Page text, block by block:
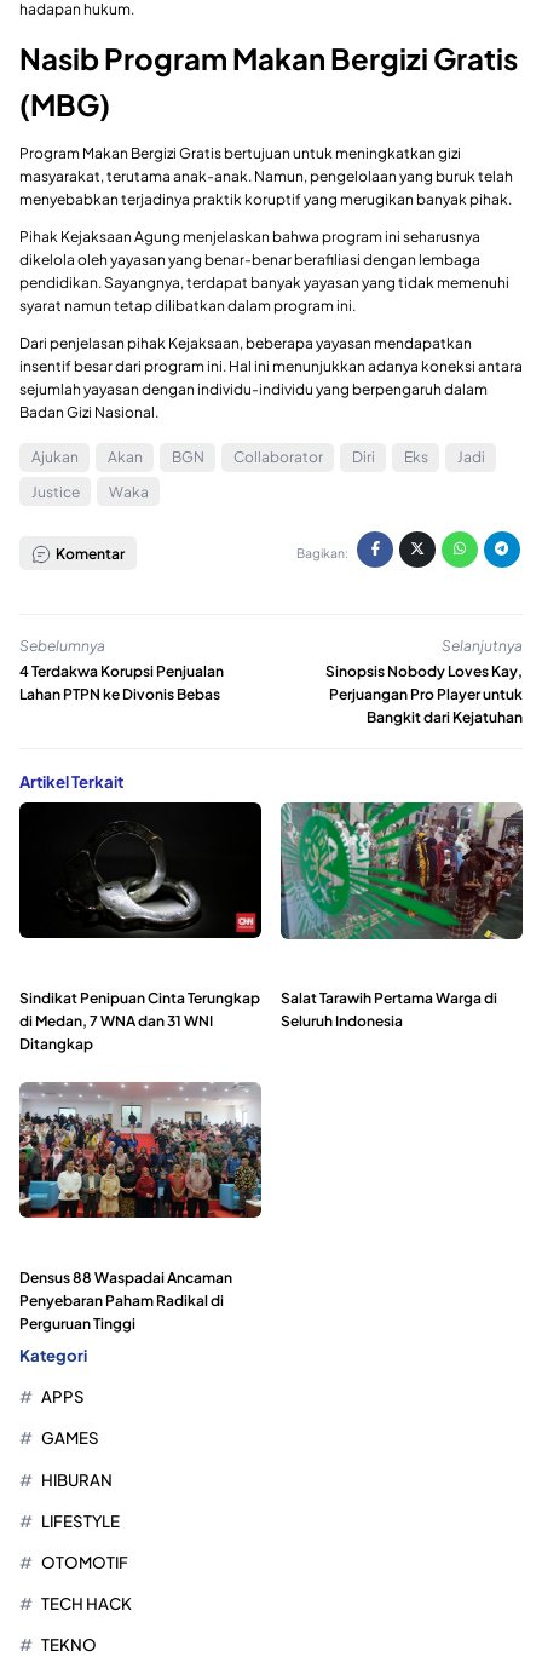
hadapan hukum.
Nasib Program Makan Bergizi Gratis
(MBG)
Program Makan Bergizi Gratis bertujuan untuk meningkatkan gizi
masyarakat, terutama anak-anak. Namun, pengelolaan yang buruk telah
menyebabkan terjadinya praktik koruptif yang merugikan banyak pihak.
Pihak Kejaksaan Agung menjelaskan bahwa program ini seharusnya
dikelola oleh yayasan yang benar-benar berafiliasi dengan lembaga
pendidikan. Sayangnya, terdapat banyak yayasan yang tidak memenuhi
syarat namun tetap dilibatkan dalam program ini.
Dari penjelasan pihak Kejaksaan, beberapa yayasan mendapatkan
insentif besar dari program ini. Hal ini menunjukkan adanya koneksi antara
sejumlah yayasan dengan individu-individu yang berpengaruh dalam
Badan Gizi Nasional.
Ajukan Akan BGN Collaborator Diri Eks
Jadi
Justice
Waka
Komentar Bagikan:
Sebelumnya
4 Terdakwa Korupsi Penjualan
Lahan PTPN ke Divonis Bebas
Selanjutnya
Sinopsis Nobody Loves Kay,
Perjuangan Pro Player untuk
Bangkit dari Kejatuhan
Artikel Terkait
Sindikat Penipuan Cinta Terungkap
di Medan, 7 WNA dan 31 WNI
Ditangkap
Salat Tarawih Pertama Warga di
Seluruh Indonesia
Densus 88 Waspadai Ancaman
Penyebaran Paham Radikal di
Perguruan Tinggi
Kategori
APPS
GAMES
HIBURAN
LIFESTYLE
OTOMOTIF
TECH HACK
TEKNO